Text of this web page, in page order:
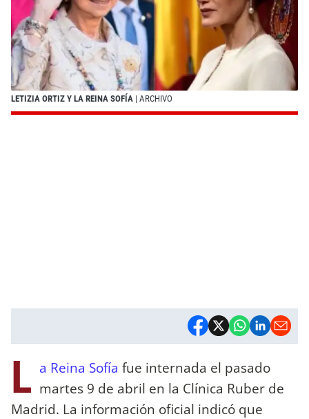
LETIZIA ORTIZ Y LA REINA SOFÍA | ARCHIVO
L a Reina Sofía fue internada el pasado
martes 9 de abril en la Clínica Ruber de
Madrid. La información oficial indicó que